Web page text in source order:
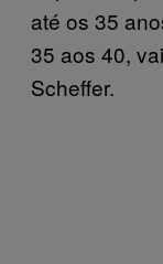
até os 35
35 aos 40,
Scheffer.